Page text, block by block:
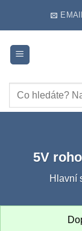
Hledat:
5V
Hlavní